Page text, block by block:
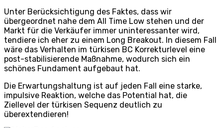
Unter Berücksichtigung des Faktes, dass wir
übergeordnet nahe dem All Time Low stehen und der
Markt für die Verkäufer immer uninteressanter wird,
tendiere ich eher zu einem Long Breakout. In diesem Fall
wäre das Verhalten im türkisen BC Korrekturlevel eine
post-stabilisierende Maßnahme, wodurch sich ein
schönes Fundament aufgebaut hat.
Die Erwartungshaltung ist auf jeden Fall eine starke,
impulsive Reaktion, welche das Potential hat, die
Ziellevel der türkisen Sequenz deutlich zu
überextendieren!